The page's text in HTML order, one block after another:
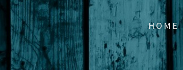
HOME